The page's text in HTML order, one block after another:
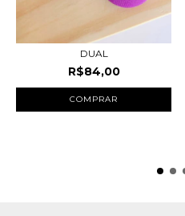
DUAL
R$84,00